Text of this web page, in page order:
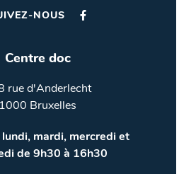
NOUS
Centre doc
rue d'Anderlecht
1000 Bruxelles
lundi, mardi, mercredi et
de 9h30 à 16h30